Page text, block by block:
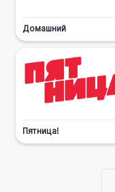
Домашний
Пятница!